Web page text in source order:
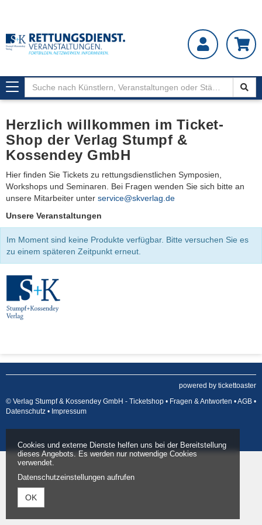
Toggle
navigation
Herzlich willkommen im Ticket-
Shop der Verlag Stumpf &
Kossendey GmbH
Hier finden Sie Tickets zu rettungsdienstlichen Symposien,
Workshops und Seminaren. Bei Fragen wenden Sie sich bitte an
unsere Mitarbeiter unter service@skverlag.de
Unsere Veranstaltungen
Im Moment sind keine Produkte verfügbar. Bitte versuchen Sie es
zu einem späteren Zeitpunkt erneut.
powered by tickettoaster
© Verlag Stumpf & Kossendey GmbH - Ticketshop • Fragen & Antworten •AGB •
Datenschutz • Impressum
Cookies und externe Dienste helfen uns bei der Bereitstellung
dieses Angebots. Es werden nur notwendige Cookies
verwendet.
Datenschutzeinstellungen aufrufen
OK